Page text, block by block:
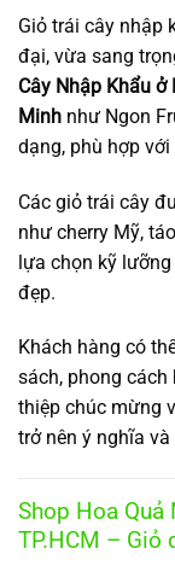
Giỏ trái cây nhập
đại, vừa sang
Cây Nhập Khẩu
Minh như Ngon
dạng, phù hợp
Các giỏ trái cây
như cherry Mỹ,
lựa chọn kỹ
đẹp.
Khách hàng có
sách, phong cách
thiệp chúc mừng
trở nên ý nghĩa
Shop Hoa Quả
TP.HCM – Giỏ